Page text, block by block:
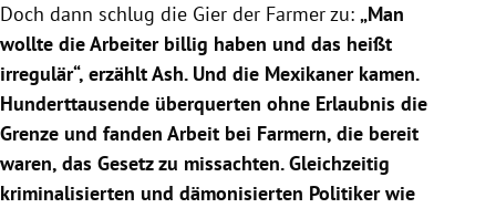
Doch dann schlug die Gier der Farmer zu: „Man
wollte die Arbeiter billig haben und das heißt
irregulär“, erzählt Ash. Und die Mexikaner kamen.
Hunderttausende überquerten ohne Erlaubnis die
Grenze und fanden Arbeit bei Farmern, die bereit
waren, das Gesetz zu missachten. Gleichzeitig
kriminalisierten und dämonisierten Politiker wie